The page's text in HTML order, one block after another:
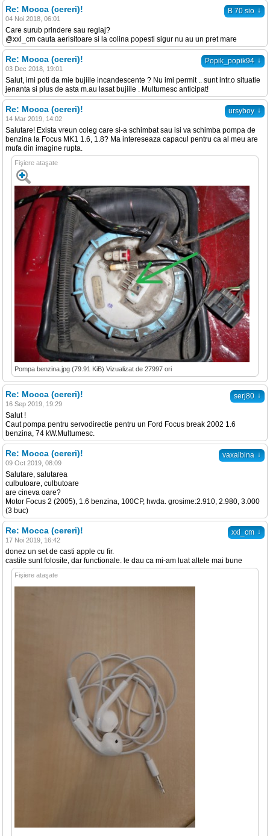
B 70 sio ↓
Re: Mocca (cereri)!
04 Noi 2018, 06:01
Care surub prindere sau reglaj?
@xxl_cm cauta aerisitoare si la colina popesti sigur nu au un pret mare
Popik_popik94 ↓
Re: Mocca (cereri)!
03 Dec 2018, 19:01
Salut, imi poti da mie bujiile incandescente ? Nu imi permit .. sunt intr.o situatie
jenanta si plus de asta m.au lasat bujiile . Multumesc anticipat!
ursyboy ↓
Re: Mocca (cereri)!
14 Mar 2019, 14:02
Salutare! Exista vreun coleg care si-a schimbat sau isi va schimba pompa de
benzina la Focus MK1 1.6, 1.8? Ma intereseaza capacul pentru ca al meu are
mufa din imagine rupta.
Fişiere ataşate
Pompa benzina.jpg (79.91 KiB) Vizualizat de 27997 ori
serj80 ↓
Re: Mocca (cereri)!
16 Sep 2019, 19:29
Salut !
Caut pompa pentru servodirectie pentru un Ford Focus break 2002 1.6
benzina, 74 kW.Multumesc.
vaxalbina ↓
Re: Mocca (cereri)!
09 Oct 2019, 08:09
Salutare, salutarea
culbutoare, culbutoare
are cineva oare?
Motor Focus 2 (2005), 1.6 benzina, 100CP, hwda. grosime:2.910, 2.980, 3.000
(3 buc)
xxl_cm ↓
Re: Mocca (cereri)!
17 Noi 2019, 16:42
donez un set de casti apple cu fir.
castile sunt folosite, dar functionale. le dau ca mi-am luat altele mai bune
Fişiere ataşate